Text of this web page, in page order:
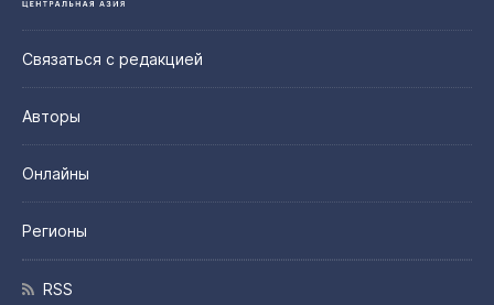
Связаться с редакцией
Авторы
Онлайны
Регионы
RSS